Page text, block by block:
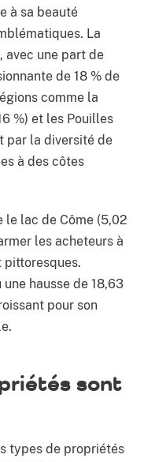
à sa beauté
La
avec une part de
de 18 % de
comme la
%) et les Pouilles
par la diversité de
à des côtes
le lac de Côme (5,02
les acheteurs à
pittoresques.
hausse de 18,63
pour son
sont
types de propriétés